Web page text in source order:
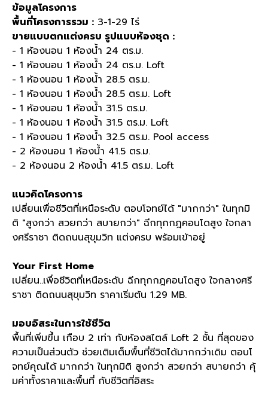
ข้อมูลโครงการ
พื้นที่โครงการรวม : 3-1-29 ไร่
ขายแบบตกแต่งครบ รูปแบบห้องชุด :
- 1 ห้องนอน 1 ห้องน้ำ 24 ตร.ม.
- 1 ห้องนอน 1 ห้องน้ำ 24 ตร.ม. Loft
- 1 ห้องนอน 1 ห้องน้ำ 28.5 ตร.ม.
- 1 ห้องนอน 1 ห้องน้ำ 28.5 ตร.ม. Loft
- 1 ห้องนอน 1 ห้องน้ำ 31.5 ตร.ม.
- 1 ห้องนอน 1 ห้องน้ำ 31.5 ตร.ม. Loft
- 1 ห้องนอน 1 ห้องน้ำ 32.5 ตร.ม. Pool access
- 2 ห้องนอน 1 ห้องน้ำ 41.5 ตร.ม.
- 2 ห้องนอน 2 ห้องน้ำ 41.5 ตร.ม. Loft
แนวคิดโครงการ
เปลี่ยนเพื่อชีวิตที่เหนือระดับ ตอบโจทย์ได้ "มากกว่า" ในทุกมิ
ติ "สูงกว่า สวยกว่า สบายกว่า" ฉีกทุกกฎคอนโดสูง ใจกลา
งศรีราชา ติดถนนสุขุมวิท แต่งครบ พร้อมเข้าอยู่
Your First Home
เปลี่ยน..เพื่อชีวิตที่เหนือระดับ ฉีกทุกกฎคอนโดสูง ใจกลางศรี
ราชา ติดถนนสุขุมวิท ราคาเริ่มต้น 1.29 MB.
มอบอิสระในการใช้ชีวิต
พื้นที่เพิ่มขึ้น เกือบ 2 เท่า กับห้องสไตล์ Loft 2 ชั้น ที่สุดของ
ความเป็นส่วนตัว ช่วยเติมเต็มพื้นที่ชีวิตได้มากกว่าเดิม ตอบโ
จทย์คุณได้ มากกว่า ในทุกมิติ สูงกว่า สวยกว่า สบายกว่า คุ้
มค่าทั้งราคาและพื้นที่ กับชีวิตที่อิสระ